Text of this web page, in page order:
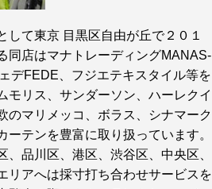
して東京 目黒区自由が丘で２０１
同店はマナトレーディングMANAS-
デFEDE、フジエテキスタイル等を
モリス、サンダーソン、ハーレクイ
のマリメッコ、ボラス、シナマーク
ーテンを豊富に取り扱っています。
、品川区、港区、渋谷区、中央区、
リアへは採寸打ち合わせサービスを